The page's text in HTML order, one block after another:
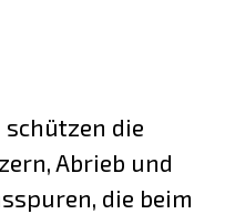
die
Abrieb und
die beim